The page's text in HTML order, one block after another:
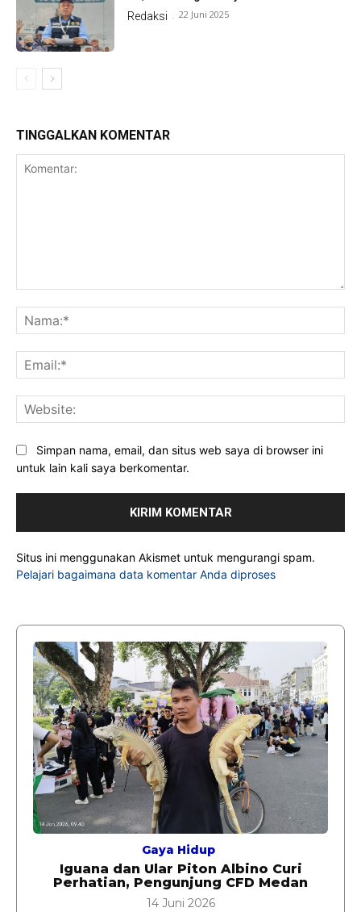
Redaksi - 22 Juni 2025
TINGGALKAN KOMENTAR
Simpan nama, email, dan situs web saya di browser ini
untuk lain kali saya berkomentar.
Situs ini menggunakan Akismet untuk mengurangi spam.
Pelajari bagaimana data komentar Anda diproses
Gaya Hidup
Iguana dan Ular Piton Albino Curi
Perhatian, Pengunjung CFD Medan
14 Juni 2026